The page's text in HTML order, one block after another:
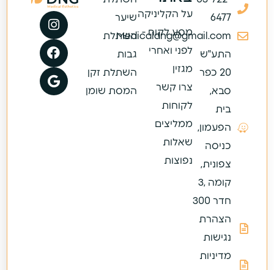
6477
Medicaldng@gmail.com
התע"ש
20 כפר
סבא,
בית
הפעמון,
כניסה
צפונית,
קומה ,3
חדר 300
הצהרת
נגישות
מדיניות
על הקליניקה
מסע לקוח -
לפני ואחרי
מגזין
צרו קשר
לקוחות
ממליצים
שאלות
נפוצות
שיער
השתלת
גבות
השתלת זקן
המסת שומן